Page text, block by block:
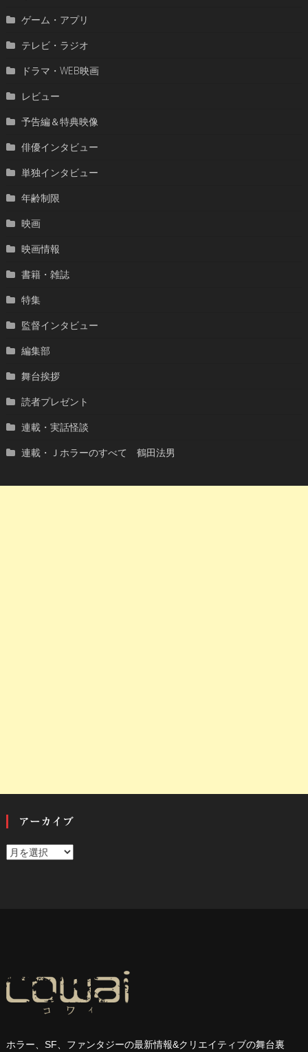
ゲーム・アプリ
テレビ・ラジオ
ドラマ・WEB映画
レビュー
予告編＆特典映像
俳優インタビュー
単独インタビュー
年齢制限
映画
映画情報
書籍・雑誌
特集
監督インタビュー
編集部
舞台挨拶
読者プレゼント
連載・実話怪談
連載・Ｊホラーのすべて 鶴田法男
アーカイブ
ア
ホラー、SF、ファンタジーの最新情報&クリエイティブの舞台裏